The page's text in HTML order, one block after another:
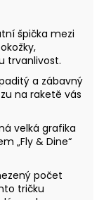
špička mezi
trvanlivost.
a zábavný
na raketě vás
velká grafika
„Fly & Dine“
počet
tričku